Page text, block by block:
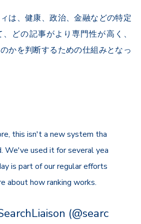
は、健康、政治、金融などの特定
どの記事がより専門性が高く、
かを判断するための仕組みとなっ
this isn't a new system tha
We've used it for several yea
is part of our regular efforts
about how ranking works.
(@searc